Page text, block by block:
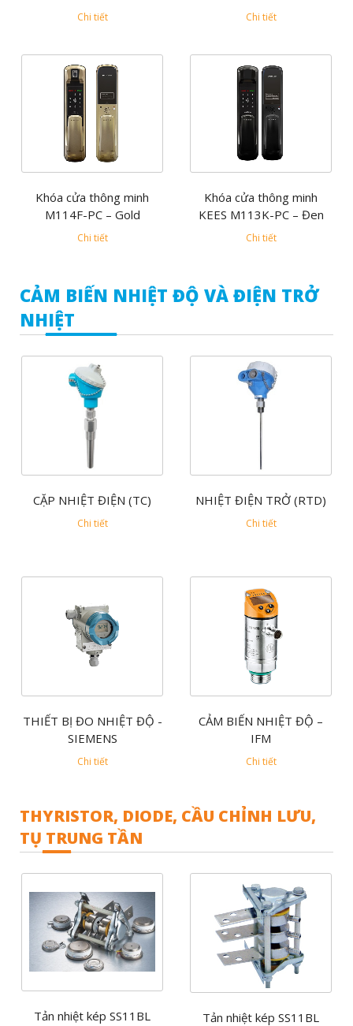
Chi tiết Chi tiết
Khóa cửa thông minh
M114F-PC – Gold
Chi tiết
Khóa cửa thông minh
KEES M113K-PC – Đen
Chi tiết
CẢM BIẾN NHIỆT ĐỘ VÀ ĐIỆN TRỞ
NHIỆT
CẶP NHIỆT ĐIỆN (TC)
Chi tiết
NHIỆT ĐIỆN TRỞ (RTD)
Chi tiết
THIẾT BỊ ĐO NHIỆT ĐỘ -
SIEMENS
Chi tiết
CẢM BIẾN NHIỆT ĐỘ –
IFM
Chi tiết
THYRISTOR, DIODE, CẦU CHỈNH LƯU,
TỤ TRUNG TẦN
Tản nhiệt kép SS11BL Tản nhiệt kép SS11BL